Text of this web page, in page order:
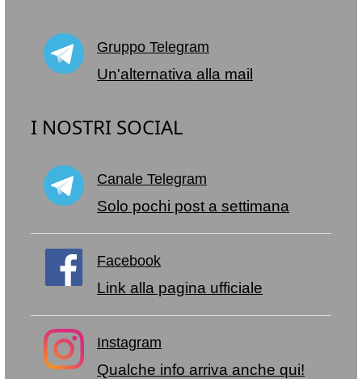
Gruppo Telegram
Un'alternativa alla mail
I NOSTRI SOCIAL
Canale Telegram
Solo pochi post a settimana
Facebook
Link alla pagina ufficiale
Instagram
Qualche info arriva anche qui!